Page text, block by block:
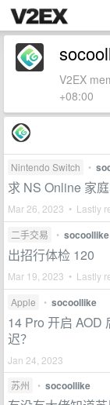
V2EX
+08:00
Nintendo Switch •
求 NS Online 家
Mar 26, 2023 • Lastly
二手交易 • socoollike
出招行体检 120
Mar 19, 2023 • Lastly
Apple • socoollike
14 Pro 开启 AOD
迟？
Jan 24, 2023
苏州
• socoollike